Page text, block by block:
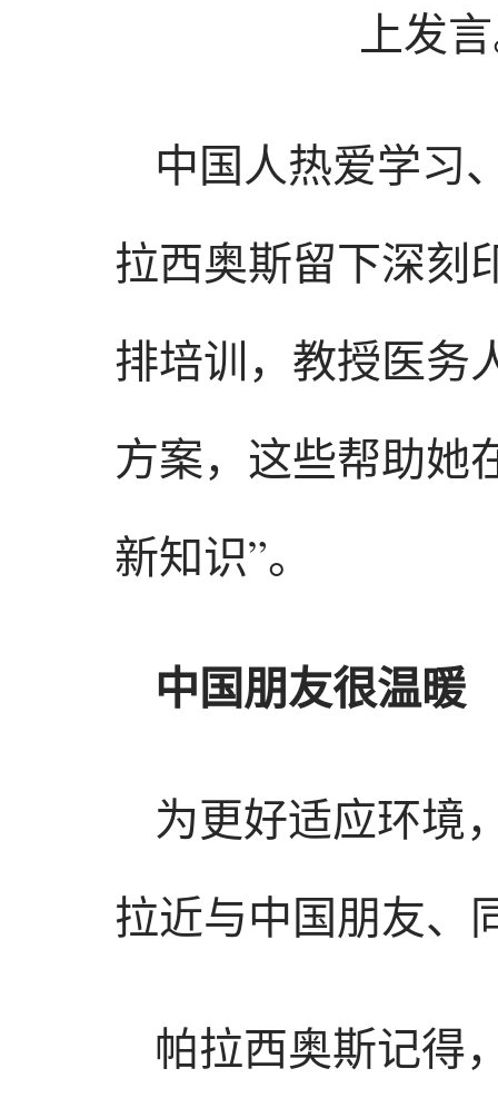
上发
中国人热爱学习
拉西奥斯留下深刻
排培训，教授医务
方案，这些帮助她
新知识”。
中国朋友很温暖
为更好适应环境
拉近与中国朋友、
帕拉西奥斯记得